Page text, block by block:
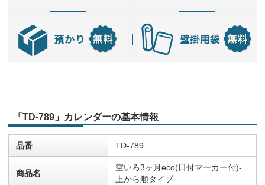
「TD-789」カレンダーの基本情報
品番 TD-789
商品名
空いろ3ヶ月eco(日付マーカー付)-
上から順タイプ-